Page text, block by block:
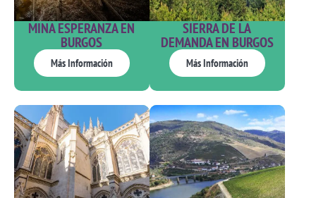
MINA ESPERANZA EN
BURGOS
Más Información
SIERRA DE LA
DEMANDA EN BURGOS
Más Información